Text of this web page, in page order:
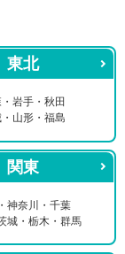
東北
岩手・秋田
山形・福島
関東
神奈川・千葉
城・栃木・群馬